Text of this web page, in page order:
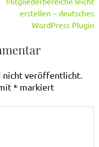
erstellen – deutsches
WordPress Plugin
nicht veröffentlicht.
* markiert